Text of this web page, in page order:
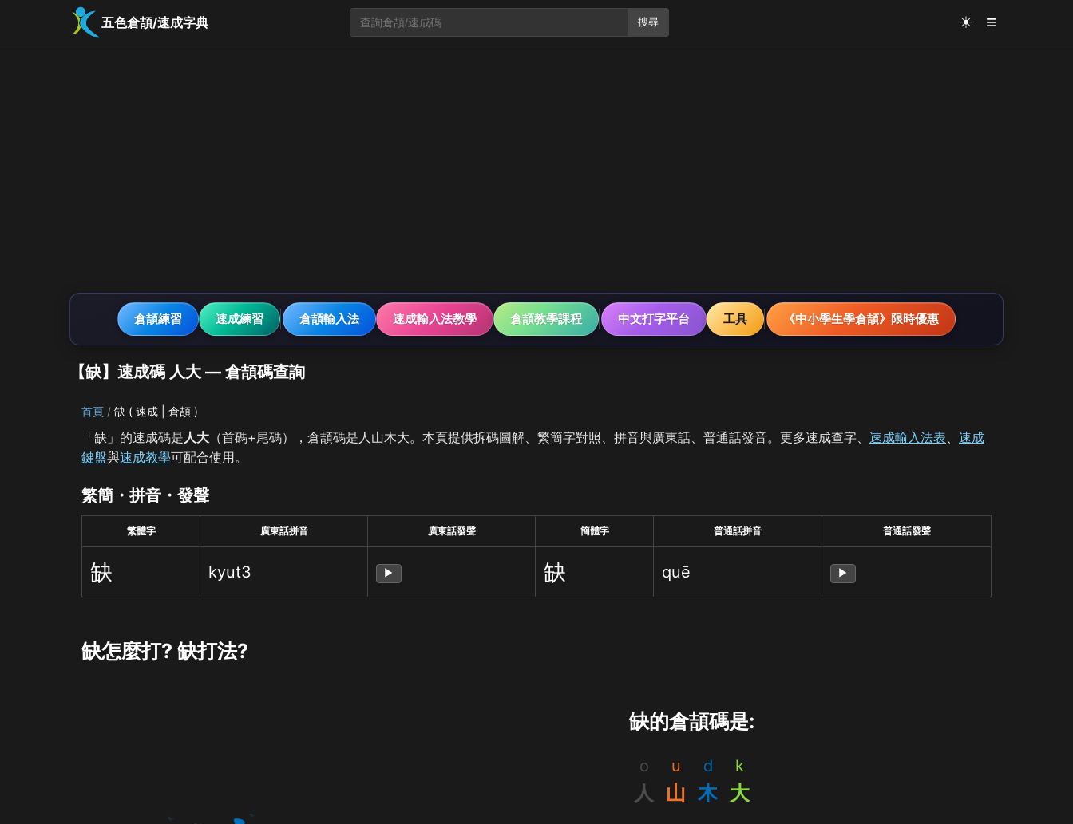
五色倉頡/速成字典 搜尋 ☀ ≡
倉頡練習 速成練習 倉頡輸入法 速成輸入法教學 倉頡教學課程 中文打字平台 工具 《中小學生學倉頡》限時優惠
【缺】速成碼 人大 — 倉頡碼查詢
首頁 缺 ( 速成 | 倉頡 )
「缺」的速成碼是人大 （首碼+尾碼），倉頡碼是人山木大。本頁提供拆碼圖解、繁簡字對照、拼音與廣東話、普通話發音。更多速成查字、 速成輸入法表、 速成
鍵盤與速成教學可配合使用。
繁簡・拼音・發聲
繁體字 廣東話拼音 廣東話發聲 簡體字 普通話拼音 普通話發聲
缺 kyut3 ▶ 缺 quē ▶
缺怎麼打? 缺打法?
缺的倉頡碼是:
o
人
u
山
d
木
k
大